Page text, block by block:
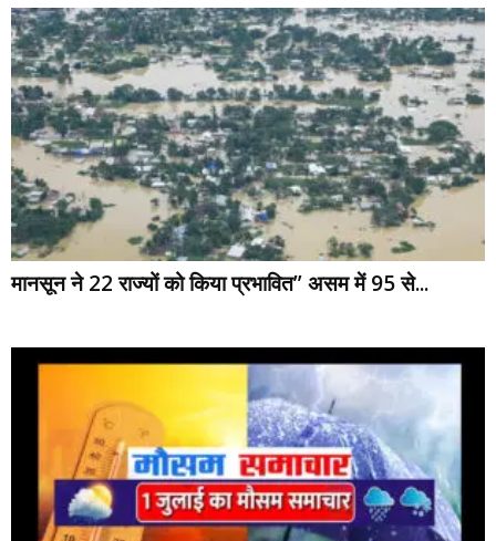
मानसून ने 22 राज्यों को किया प्रभावित” असम में 95 से...